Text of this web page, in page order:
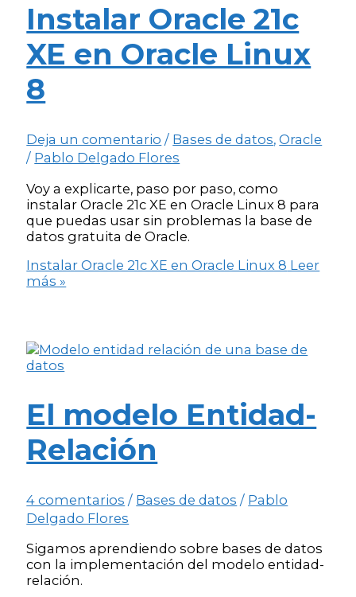
Instalar Oracle 21c
XE en Oracle Linux
8
Deja un comentario / Bases de datos,Oracle
/ Pablo Delgado Flores
Voy a explicarte, paso por paso, como
instalar Oracle 21c XE en Oracle Linux 8 para
que puedas usar sin problemas la base de
datos gratuita de Oracle.
Instalar Oracle 21c XE en Oracle Linux 8 Leer
más »
El modelo Entidad-
Relación
4 comentarios / Bases de datos / Pablo
Delgado Flores
Sigamos aprendiendo sobre bases de datos
con la implementación del modelo entidad-
relación.